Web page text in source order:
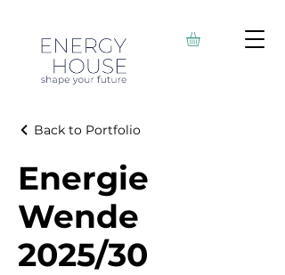
Back to Portfolio
Energie
Wende
2025/30